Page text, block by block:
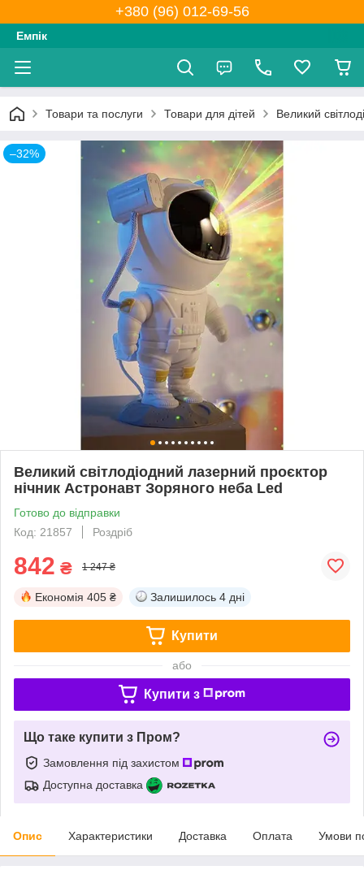
+380 (96) 012-69-56
Емпік
Товари та послуги Товари для дітей Великий
–32%
Великий світлодіодний лазерний проєктор
нічник Астронавт Зоряного неба Led
Готово до відправки
Код: 21857
Роздріб
842 ₴ 1 247 ₴
Економія 405 ₴ Залишилось 4 дні
Купити
або
Купити з
Що таке купити з Пром?
Замовлення під захистом
Доступна доставка
Опис Характеристики Доставка Оплата Умови